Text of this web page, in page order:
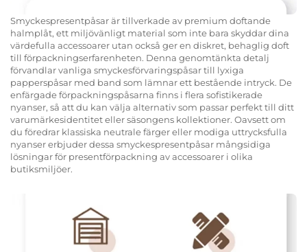
Smyckespresentpåsar är tillverkade av premium doftande
halmplåt, ett miljövänligt material som inte bara skyddar dina
värdefulla accessoarer utan också ger en diskret, behaglig doft
till förpackningserfarenheten. Denna genomtänkta detalj
förvandlar vanliga smyckesförvaringspåsar till lyxiga
papperspåsar med band som lämnar ett bestående intryck. De
enfärgade förpackningspåsarna finns i flera sofistikerade
nyanser, så att du kan välja alternativ som passar perfekt till ditt
varumärkesidentitet eller säsongens kollektioner. Oavsett om
du föredrar klassiska neutrale färger eller modiga uttrycksfulla
nyanser erbjuder dessa smyckespresentpåsar mångsidiga
lösningar för presentförpackning av accessoarer i olika
butiksmiljöer.